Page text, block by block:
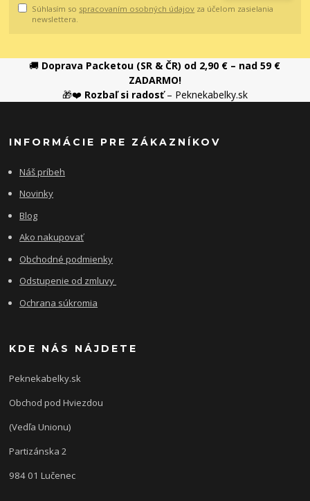
Súhlasím so spracovaním osobných údajov za účelom zasielania
newslettera.
🚚 Doprava Packetou (SR & ČR) od 2,90 € – nad 59 €
ZADARMO!
🎁❤️ Rozbaľ si radosť– Peknekabelky.sk
INFORMÁCIE PRE ZÁKAZNÍKOV
Náš príbeh
Novinky
Blog
Ako nakupovať
Obchodné podmienky
Odstupenie od zmluvy
Ochrana súkromia
KDE NÁS NÁJDETE
Peknekabelky.sk
Obchod pod Hviezdou
(Vedľa Unionu)
Partizánska 2
984 01 Lučenec